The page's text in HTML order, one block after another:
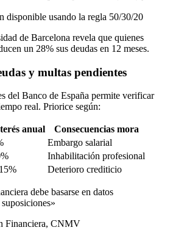
disponible usando la regla 50/30/20
de Barcelona revela que quienes
un 28% sus deudas en 12 meses.
y multas pendientes
del Banco de España permite verificar
real. Priorice según:
anual
Consecuencias mora
Embargo salarial
Inhabilitación profesional
Deterioro crediticio
Financiera, CNMV